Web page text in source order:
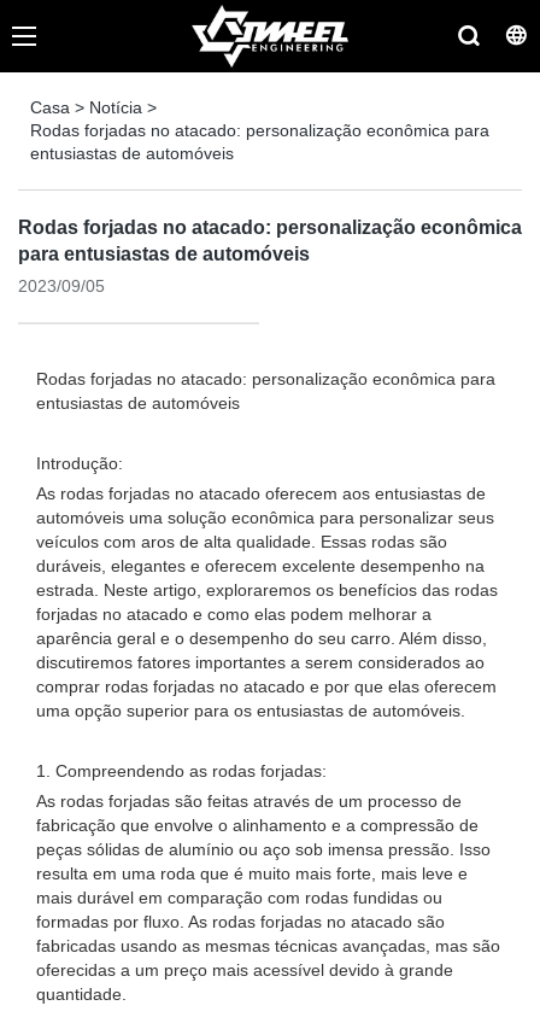
Casa > Notícia >
Rodas forjadas no atacado: personalização econômica para
entusiastas de automóveis
Rodas forjadas no atacado: personalização econômica
para entusiastas de automóveis
2023/09/05
Rodas forjadas no atacado: personalização econômica para
entusiastas de automóveis
Introdução:
As rodas forjadas no atacado oferecem aos entusiastas de
automóveis uma solução econômica para personalizar seus
veículos com aros de alta qualidade. Essas rodas são
duráveis, elegantes e oferecem excelente desempenho na
estrada. Neste artigo, exploraremos os benefícios das rodas
forjadas no atacado e como elas podem melhorar a
aparência geral e o desempenho do seu carro. Além disso,
discutiremos fatores importantes a serem considerados ao
comprar rodas forjadas no atacado e por que elas oferecem
uma opção superior para os entusiastas de automóveis.
1. Compreendendo as rodas forjadas:
As rodas forjadas são feitas através de um processo de
fabricação que envolve o alinhamento e a compressão de
peças sólidas de alumínio ou aço sob imensa pressão. Isso
resulta em uma roda que é muito mais forte, mais leve e
mais durável em comparação com rodas fundidas ou
formadas por fluxo. As rodas forjadas no atacado são
fabricadas usando as mesmas técnicas avançadas, mas são
oferecidas a um preço mais acessível devido à grande
quantidade.